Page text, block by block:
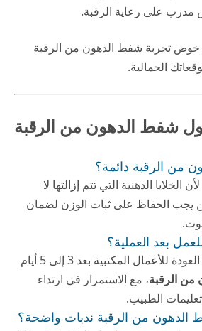
على رعاية الرقبة.
خوض تجربة شفط الدهون من الرقبة
الجمالية.
شفط الدهون من الرقبة
من الرقبة دائمة؟
الخلايا الدهنية التي تتم إزالتها لا
يجب الحفاظ على ثبات الوزن لضمان
بعد العملية؟
يمكن لمعظم المرضى العودة للأعمال المكتبية بعد 3 إلى 5 أيام
الرقبة، مع الاستمرار في ارتداء
الطبيب.
من الرقبة ندبات واضحة؟